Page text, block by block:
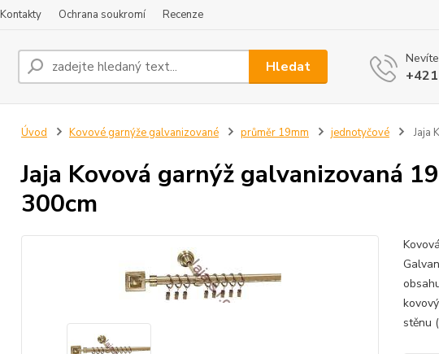
Kontakty Ochrana soukromí Recenze
Hledat
Úvod Kovové garnýže galvanizované průměr 19mm jednotyčové Jaja
Jaja Kovová garnýž galvanizovaná
300cm
stěnu